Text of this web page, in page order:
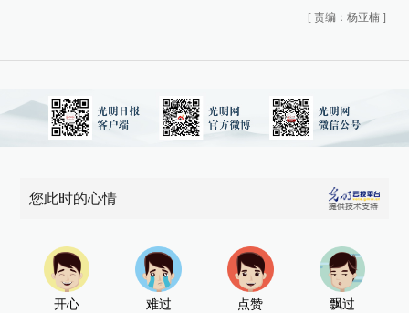
[ 责编：杨亚楠 ]
您此时的心情
开心 难过 点赞 飘过